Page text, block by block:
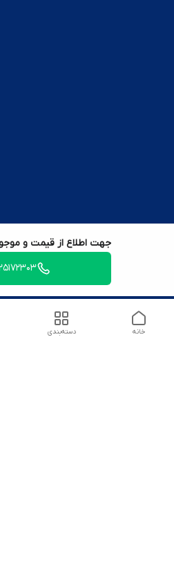
جهت اطلاع از قیمت و
دسته‌بندی خانه